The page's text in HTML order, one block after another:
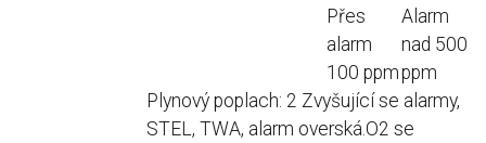
Přes
alarm
100 ppm
Alarm
nad 500
ppm
Plynový poplach: 2 Zvyšující se alarmy,
STEL, TWA, alarm overská.O2 se